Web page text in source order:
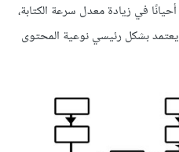
في زيادة معدل سرعة الكتابة،
بشكل رئيسي نوعية المحتوى